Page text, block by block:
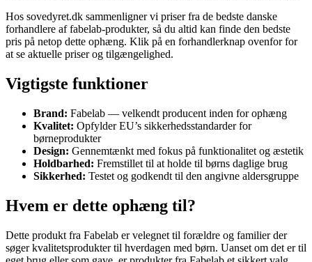
Hos sovedyret.dk sammenligner vi priser fra de bedste danske
forhandlere af fabelab-produkter, så du altid kan finde den bedste
pris på netop dette ophæng. Klik på en forhandlerknap ovenfor for
at se aktuelle priser og tilgængelighed.
Vigtigste funktioner
Brand: Fabelab — velkendt producent inden for ophæng
Kvalitet: Opfylder EU’s sikkerhedsstandarder for
børneprodukter
Design: Gennemtænkt med fokus på funktionalitet og æstetik
Holdbarhed: Fremstillet til at holde til børns daglige brug
Sikkerhed: Testet og godkendt til den angivne aldersgruppe
Hvem er dette ophæng til?
Dette produkt fra Fabelab er velegnet til forældre og familier der
søger kvalitetsprodukter til hverdagen med børn. Uanset om det er til